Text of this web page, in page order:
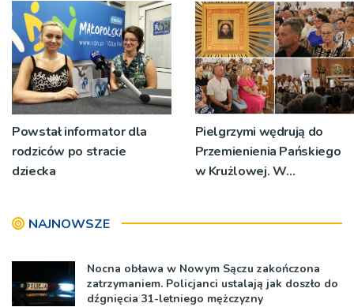
Powstał informator dla
rodziców po stracie
dziecka
Pielgrzymi wędrują do
Przemienienia Pańskiego
w Krużlowej. W
NAJNOWSZE
Nocna obława w Nowym Sączu zakończona
zatrzymaniem. Policjanci ustalają jak doszło do
dźgnięcia 31-letniego mężczyzny